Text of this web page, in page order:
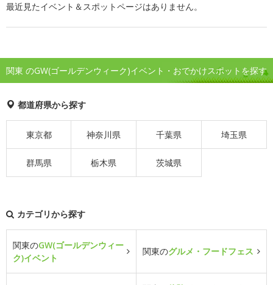
最近見たイベント＆スポットページはありません。
関東 のGW(ゴールデンウィーク)イベント・おでかけスポットを探す
都道府県から探す
東京都 神奈川県 千葉県 埼玉県
群馬県 栃木県 茨城県
カテゴリから探す
関東のGW(ゴールデンウィー
ク)イベント
関東のグルメ・フードフェス